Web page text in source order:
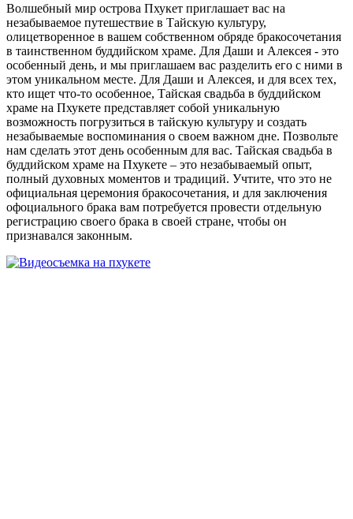
Волшебный мир острова Пхукет приглашает вас на
незабываемое путешествие в Тайскую культуру,
олицетворенное в вашем собственном обряде бракосочетания
в таинственном буддийском храме. Для Даши и Алексея - это
особенный день, и мы приглашаем вас разделить его с ними в
этом уникальном месте. Для Даши и Алексея, и для всех тех,
кто ищет что-то особенное, Тайская свадьба в буддийском
храме на Пхукете представляет собой уникальную
возможность погрузиться в тайскую культуру и создать
незабываемые воспоминания о своем важном дне. Позвольте
нам сделать этот день особенным для вас. Тайская свадьба в
буддийском храме на Пхукете – это незабываемый опыт,
полный духовных моментов и традиций. Учтите, что это не
официальная церемония бракосочетания, и для заключения
офоциального брака вам потребуется провести отдельную
регистрацию своего брака в своей стране, чтобы он
признавался законным.